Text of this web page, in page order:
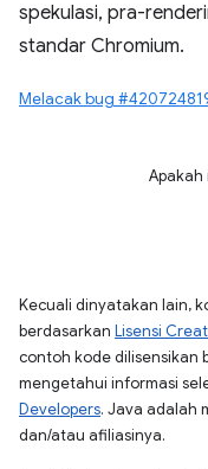
spekulasi, pra-
standar Chromium.
Melacak bug
Apakah
Kecuali dinyatakan lain,
berdasarkan Lisensi
contoh kode dilisensikan
mengetahui informasi
Developers. Java adalah
dan/atau afiliasinya.